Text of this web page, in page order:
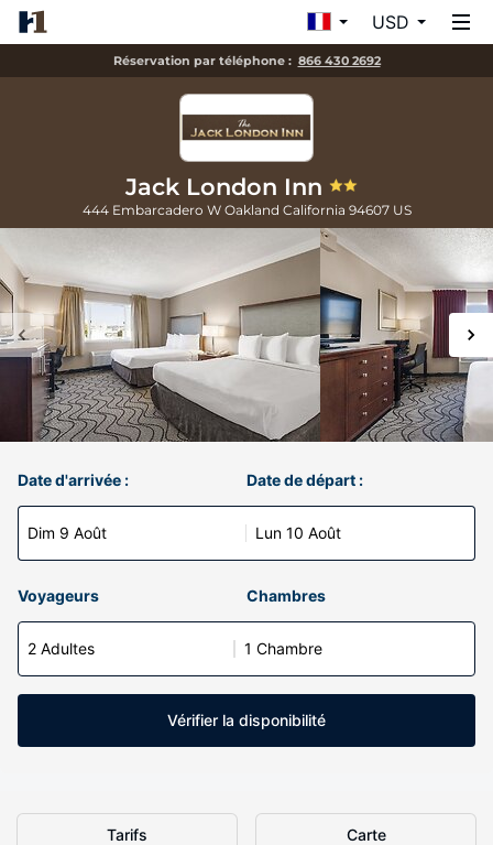
USD
Réservation par téléphone : 866 430 2692
Jack London Inn
444 Embarcadero W Oakland California 94607 US
Date d'arrivée :
Dim 9 Août
Date de départ :
Lun 10 Août
Voyageurs Chambres
2 Adultes 1 Chambre
Vérifier la disponibilité
Tarifs Carte